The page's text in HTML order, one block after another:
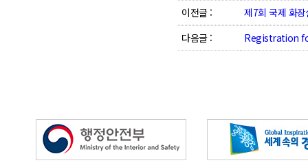
이전글 :
제7회 국제 화
다음글 :
Registration